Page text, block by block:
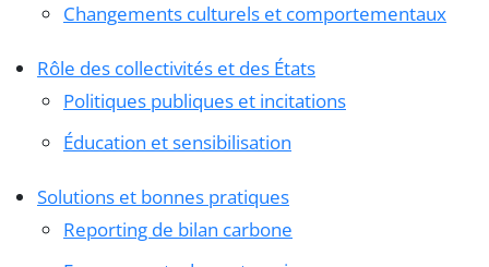
Changements culturels et comportementaux
Rôle des collectivités et des États
Politiques publiques et incitations
Éducation et sensibilisation
Solutions et bonnes pratiques
Reporting de bilan carbone